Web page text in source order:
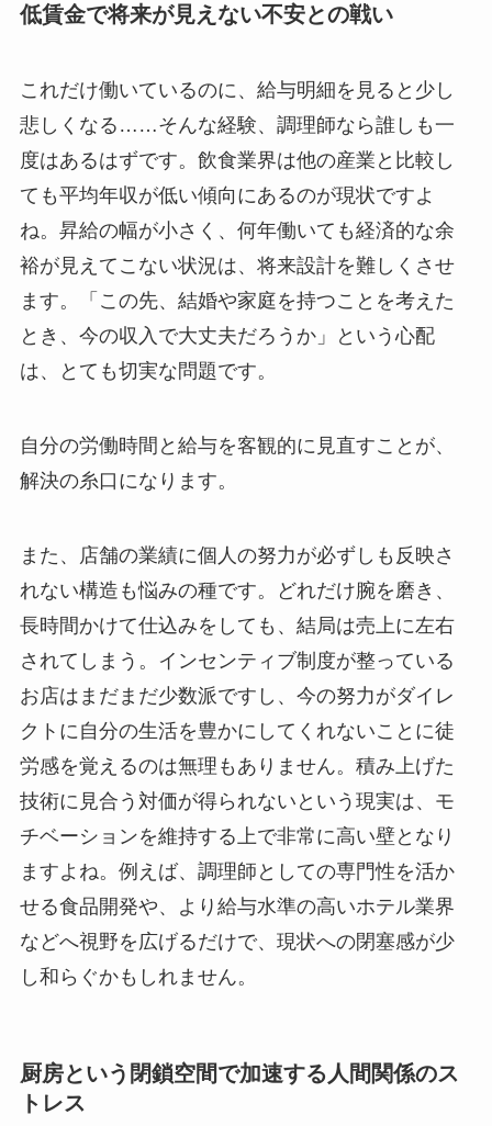
低賃金で将来が見えない不安との戦い
これだけ働いているのに、給与明細を見ると少し
悲しくなる……そんな経験、調理師なら誰しも一
度はあるはずです。飲食業界は他の産業と比較し
ても平均年収が低い傾向にあるのが現状ですよ
ね。昇給の幅が小さく、何年働いても経済的な余
裕が見えてこない状況は、将来設計を難しくさせ
ます。「この先、結婚や家庭を持つことを考えた
とき、今の収入で大丈夫だろうか」という心配
は、とても切実な問題です。
自分の労働時間と給与を客観的に見直すことが、
解決の糸口になります。
また、店舗の業績に個人の努力が必ずしも反映さ
れない構造も悩みの種です。どれだけ腕を磨き、
長時間かけて仕込みをしても、結局は売上に左右
されてしまう。インセンティブ制度が整っている
お店はまだまだ少数派ですし、今の努力がダイレ
クトに自分の生活を豊かにしてくれないことに徒
労感を覚えるのは無理もありません。積み上げた
技術に見合う対価が得られないという現実は、モ
チベーションを維持する上で非常に高い壁となり
ますよね。例えば、調理師としての専門性を活か
せる食品開発や、より給与水準の高いホテル業界
などへ視野を広げるだけで、現状への閉塞感が少
し和らぐかもしれません。
厨房という閉鎖空間で加速する人間関係のス
トレス